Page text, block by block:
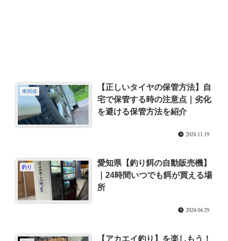
車関係
【正しいタイヤの保管方法】自
宅で保管する時の注意点｜劣化
を避ける保管方法を紹介
2024.11.19
釣り
愛知県【釣り餌の自動販売機】
｜24時間いつでも餌が買える場
所
2024.04.29
【アカエイ釣り】を楽しもう！